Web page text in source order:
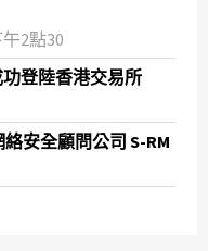
2點30
登陸香港交易所
安全顧問公司 S-RM